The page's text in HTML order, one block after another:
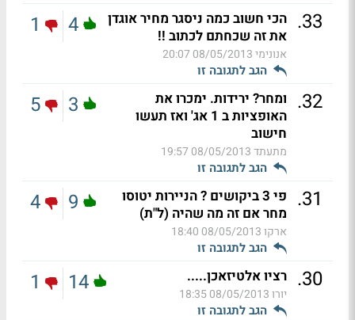
33
. הכי חשוב כמה ניסגר מחיר אוגדן
את זה שכחתם לכתוב !!
אנונימי08/05/2013 20:07
הגב לתגובה זו
4
1
32
. ומחר? ירידות. ימכרו את
האופציות ב 1 אג' ואז תעשו
חישוב
מתעתד08/05/2013 19:57
הגב לתגובה זו
3
5
31
.
פי 3 ביקושים ? הניירות יטוסו
מחר אם זה מה שהיה (ל"ת)
ארקו08/05/2013 18:40
הגב לתגובה זו
9
4
30
. רציו אלטיזאכן.....
יורו08/05/2013 18:35
הגב לתגובה זו
14
1